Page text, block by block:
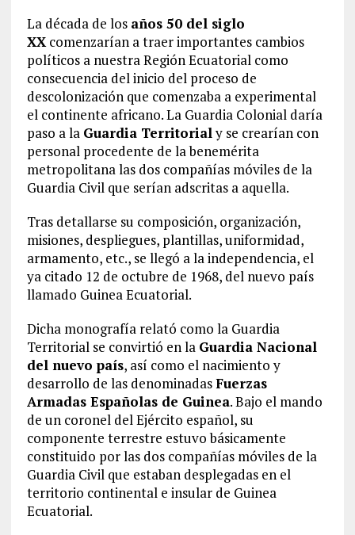
La década de los años 50 del siglo
XXcomenzarían a traer importantes cambios
políticos a nuestra Región Ecuatorial como
consecuencia del inicio del proceso de
descolonización que comenzaba a experimental
el continente africano. La Guardia Colonial daría
paso a la Guardia Territorialy se crearían con
personal procedente de la benemérita
metropolitana las dos compañías móviles de la
Guardia Civil que serían adscritas a aquella.
Tras detallarse su composición, organización,
misiones, despliegues, plantillas, uniformidad,
armamento, etc., se llegó a la independencia, el
ya citado 12 de octubre de 1968, del nuevo país
llamado Guinea Ecuatorial.
Dicha monografía relató como la Guardia
Territorial se convirtió en la Guardia Nacional
del nuevo país, así como el nacimiento y
desarrollo de las denominadasFuerzas
Armadas Españolas de Guinea. Bajo el mando
de un coronel del Ejército español, su
componente terrestre estuvo básicamente
constituido por las dos compañías móviles de la
Guardia Civil que estaban desplegadas en el
territorio continental e insular de Guinea
Ecuatorial.